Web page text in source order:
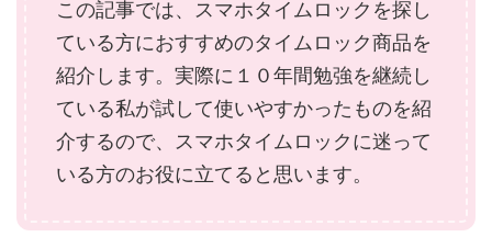
この記事では、スマホタイムロックを探し
ている方におすすめのタイムロック商品を
紹介します。実際に１０年間勉強を継続し
ている私が試して使いやすかったものを紹
介するので、スマホタイムロックに迷って
いる方のお役に立てると思います。